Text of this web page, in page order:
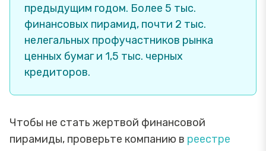
предыдущим годом. Более 5 тыс.
финансовых пирамид, почти 2 тыс.
нелегальных профучастников рынка
ценных бумаг и 1,5 тыс. черных
кредиторов.
Чтобы не стать жертвой финансовой
пирамиды, проверьте компанию в реестре